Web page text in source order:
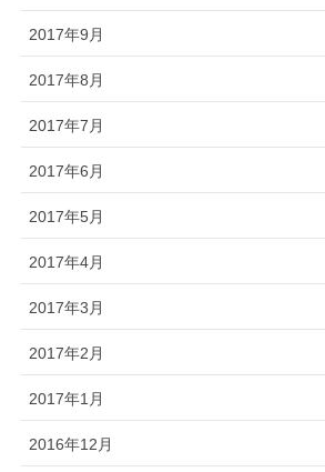
2017年9月
2017年8月
2017年7月
2017年6月
2017年5月
2017年4月
2017年3月
2017年2月
2017年1月
2016年12月